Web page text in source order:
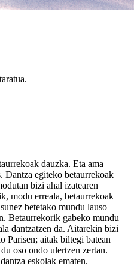
dauzka. Eta ama
Dantza egiteko betaurrekoak
bizi ahal izatearen
modu erreala, betaurrekoak
betetako mundu lauso
Betaurrekorik gabeko mundu
dantzatzen da. Aitarekin bizi
Parisen; aitak biltegi batean
oso ondo ulertzen zertan.
eskolak ematen.